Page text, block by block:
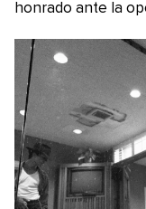
honrado ante la